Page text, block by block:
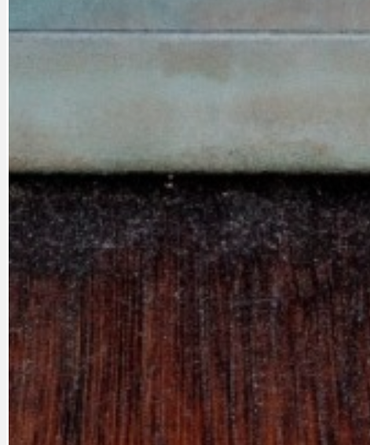
HODKOVSKÁ ULICE OBRAZEM, ZVUKEM
PRAHA UDRŽITELNÁ
OBČANSKÁ SPOLEČNOST
DEZINFORMACE
CYKLOVÝLETY
POZVÁNKY
DALŠÍ
AKTUALITY
BÁSNĚ. FEJETONY. SATIRA
JEDNOU VĚTOU
KLÁNOVICKÁ